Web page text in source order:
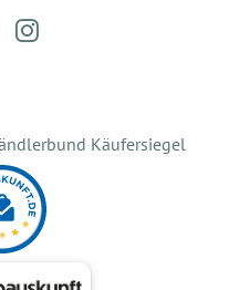
FacebookInstagram